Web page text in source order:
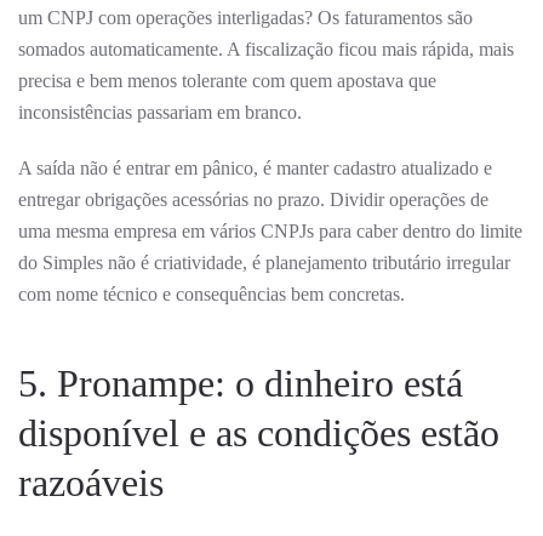
um CNPJ com operações interligadas? Os faturamentos são
somados automaticamente. A fiscalização ficou mais rápida, mais
precisa e bem menos tolerante com quem apostava que
inconsistências passariam em branco.
A saída não é entrar em pânico, é manter cadastro atualizado e
entregar obrigações acessórias no prazo. Dividir operações de
uma mesma empresa em vários CNPJs para caber dentro do limite
do Simples não é criatividade, é planejamento tributário irregular
com nome técnico e consequências bem concretas.
5. Pronampe: o dinheiro está
disponível e as condições estão
razoáveis